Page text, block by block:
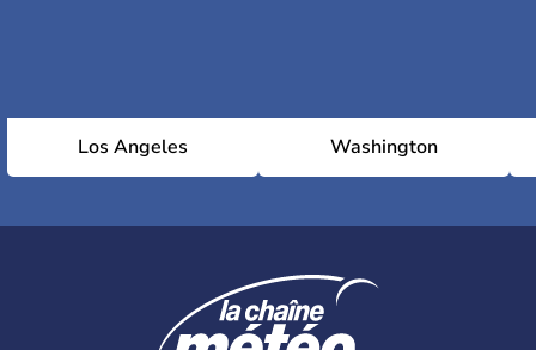
Los Angeles Washington